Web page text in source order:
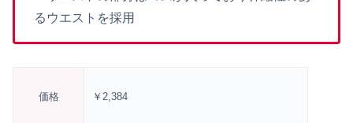
るウエストを採用
価格 ￥2,384